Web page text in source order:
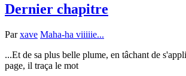
Dernier chapitre
Parxave Maha-ha viiiiie...
...Et de sa plus belle plume, en tâchant de
page, il traça le mot